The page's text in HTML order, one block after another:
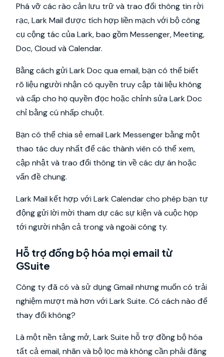
Phá vỡ các rào cản lưu trữ và trao đổi thông tin rời
rạc, Lark Mail được tích hợp liền mạch với bộ công
cụ cộng tác của Lark, bao gồm Messenger, Meeting,
Doc, Cloud và Calendar.
Bằng cách gửi Lark Doc qua email, bạn có thể biết
rõ liệu người nhận có quyền truy cập tài liệu không
và cấp cho họ quyền đọc hoặc chỉnh sửa Lark Doc
chỉ bằng cú nhấp chuột.
Bạn có thể chia sẻ email Lark Messenger bằng một
thao tác duy nhất để các thành viên có thể xem,
cập nhật và trao đổi thông tin về các dự án hoặc
vấn đề chung.
Lark Mail kết hợp với Lark Calendar cho phép bạn tự
động gửi lời mời tham dự các sự kiện và cuộc họp
tới người nhận cả trong và ngoài công ty.
Hỗ trợ đồng bộ hóa mọi email từ
GSuite
Công ty đã có và sử dụng Gmail nhưng muốn có trải
nghiệm mượt mà hơn với Lark Suite. Có cách nào để
thay đổi không?
Là một nền tảng mở, Lark Suite hỗ trợ đồng bộ hóa
tất cả email, nhãn và bộ lọc mà không cần phải đăng